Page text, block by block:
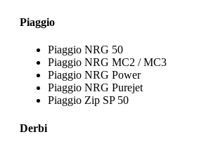
Piaggio
Piaggio NRG 50
Piaggio NRG MC2 / MC3
Piaggio NRG Power
Piaggio NRG Purejet
Piaggio Zip SP 50
Derbi